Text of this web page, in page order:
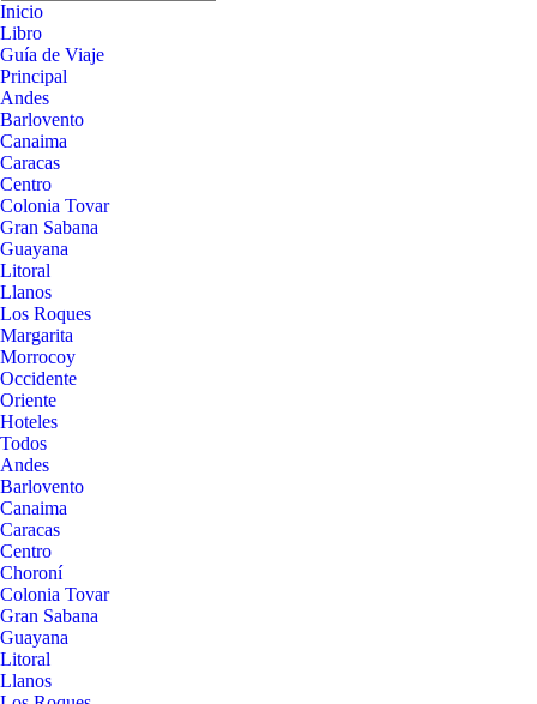
Inicio
Libro
Guía de Viaje
Principal
Andes
Barlovento
Canaima
Caracas
Centro
Colonia Tovar
Gran Sabana
Guayana
Litoral
Llanos
Los Roques
Margarita
Morrocoy
Occidente
Oriente
Hoteles
Todos
Andes
Barlovento
Canaima
Caracas
Centro
Choroní
Colonia Tovar
Gran Sabana
Guayana
Litoral
Llanos